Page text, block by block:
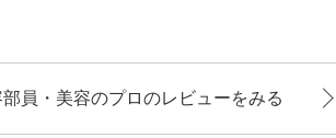
員・美容のプロのレビューをみる